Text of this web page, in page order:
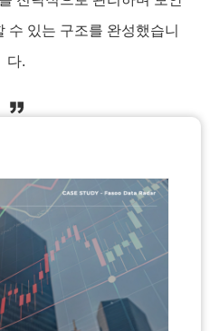
수 있는 구조를 완성했습니
다.